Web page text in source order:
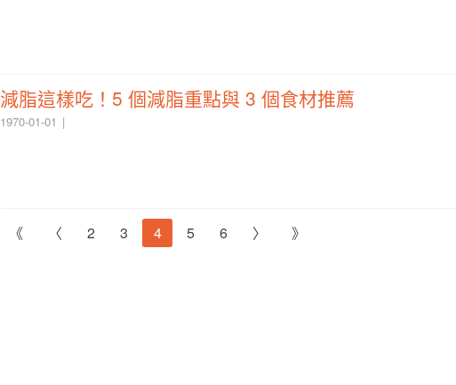
減脂這樣吃！5 個減脂重點與 3 個食材推薦
1970-01-01
《 〈 2 3 4 5 6 〉 》